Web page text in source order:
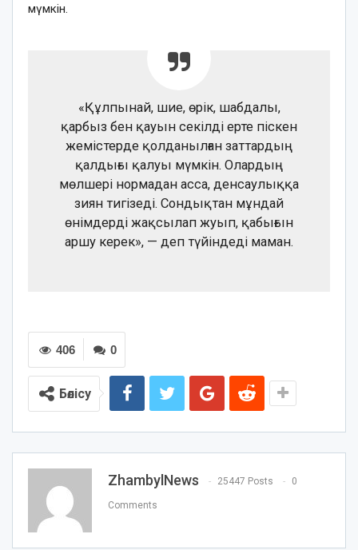
мүмкін.
«Құлпынай, шие, өрік, шабдалы,
қарбыз бен қауын секілді ерте піскен
жемістерде қолданылған заттардың
қалдығы қалуы мүмкін. Олардың
мөлшері нормадан асса, денсаулыққа
зиян тигізеді. Сондықтан мұндай
өнімдерді жақсылап жуып, қабығын
аршу керек», — деп түйіндеді маман.
0
406
Бөлісу
ZhambylNews 25447 Posts 0
Comments